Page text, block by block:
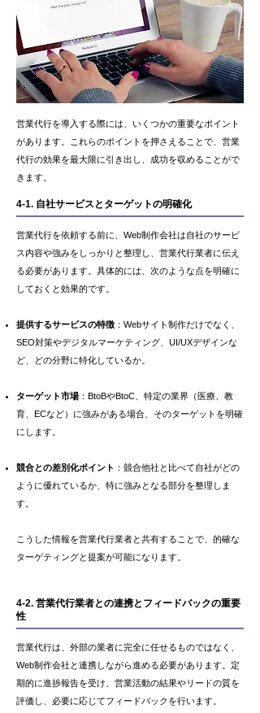
営業代行を導入する際には、いくつかの重要なポイント
があります。これらのポイントを押さえることで、営業
代行の効果を最大限に引き出し、成功を収めることがで
きます。
4-1. 自社サービスとターゲットの明確化
営業代行を依頼する前に、Web制作会社は自社のサービ
ス内容や強みをしっかりと整理し、営業代行業者に伝え
る必要があります。具体的には、次のような点を明確に
しておくと効果的です。
提供するサービスの特徴 ：Webサイト制作だけでなく、
SEO対策やデジタルマーケティング、UI/UXデザインな
ど、どの分野に特化しているか。
ターゲット市場 ：BtoBやBtoC、特定の業界（医療、教
育、ECなど）に強みがある場合、そのターゲットを明確
にします。
競合との差別化ポイント ：競合他社と比べて自社がどの
ように優れているか、特に強みとなる部分を整理しま
す。
こうした情報を営業代行業者と共有することで、的確な
ターゲティングと提案が可能になります。
4-2. 営業代行業者との連携とフィードバックの重要
性
営業代行は、外部の業者に完全に任せるものではなく、
Web制作会社と連携しながら進める必要があります。定
期的に進捗報告を受け、営業活動の結果やリードの質を
評価し、必要に応じてフィードバックを行います。